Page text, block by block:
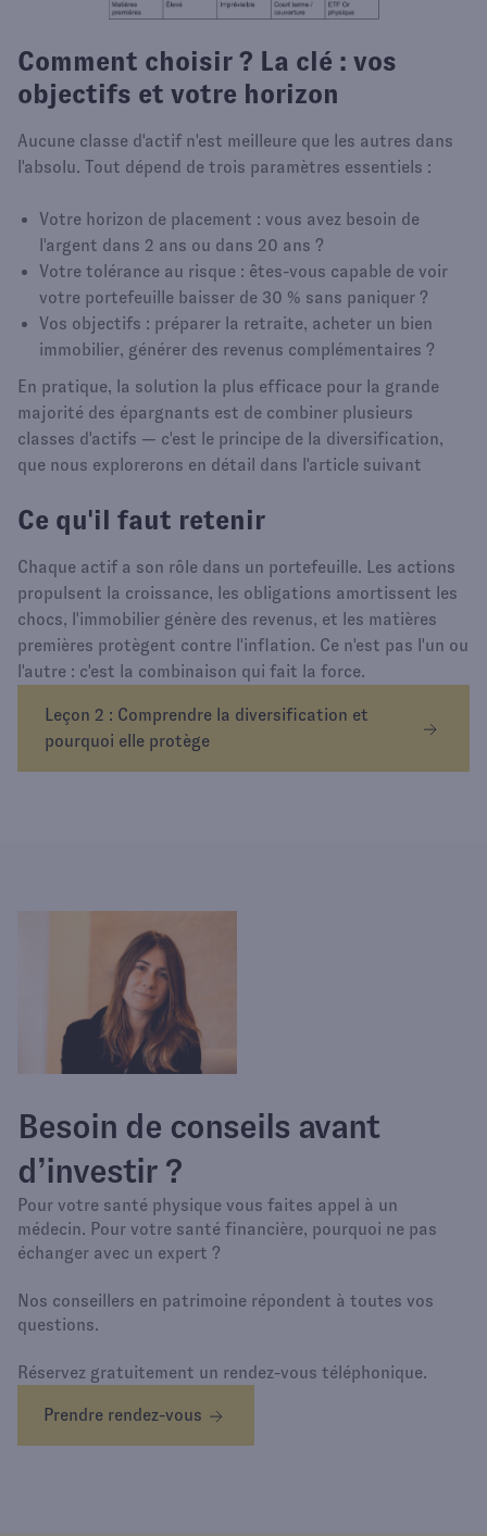
Comment choisir ? La clé : vos
objectifs et votre horizon
Aucune classe d'actif n'est meilleure que les autres dans
l'absolu. Tout dépend de trois paramètres essentiels :
Votre horizon de placement : vous avez besoin de
l'argent dans 2 ans ou dans 20 ans ?
Votre tolérance au risque : êtes-vous capable de voir
votre portefeuille baisser de 30 % sans paniquer ?
Vos objectifs : préparer la retraite, acheter un bien
immobilier, générer des revenus complémentaires ?
En pratique, la solution la plus efficace pour la grande
majorité des épargnants est de combiner plusieurs
classes d'actifs — c'est le principe de la diversification,
que nous explorerons en détail dans l'article suivant
Ce qu'il faut retenir
Chaque actif a son rôle dans un portefeuille. Les actions
propulsent la croissance, les obligations amortissent les
chocs, l'immobilier génère des revenus, et les matières
premières protègent contre l'inflation. Ce n'est pas l'un ou
l'autre : c'est la combinaison qui fait la force.
Leçon 2 : Comprendre la diversification et
pourquoi elle protège
Besoin de conseils avant
d’investir ?
Pour votre santé physique vous faites appel à un
médecin. Pour votre santé financière, pourquoi ne pas
échanger avec un expert ?
Nos conseillers en patrimoine répondent à toutes vos
questions.
Réservez gratuitement un rendez-vous téléphonique.
Prendre rendez-vous